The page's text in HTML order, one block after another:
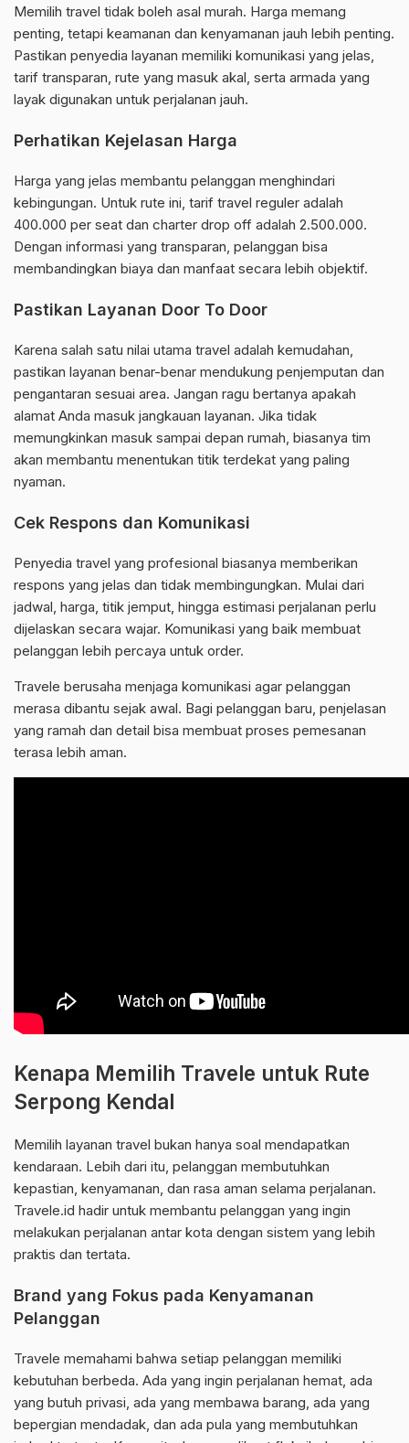
Memilih travel tidak boleh asal murah. Harga memang
penting, tetapi keamanan dan kenyamanan jauh lebih penting.
Pastikan penyedia layanan memiliki komunikasi yang jelas,
tarif transparan, rute yang masuk akal, serta armada yang
layak digunakan untuk perjalanan jauh.
Perhatikan Kejelasan Harga
Harga yang jelas membantu pelanggan menghindari
kebingungan. Untuk rute ini, tarif travel reguler adalah
400.000 per seat dan charter drop off adalah 2.500.000.
Dengan informasi yang transparan, pelanggan bisa
membandingkan biaya dan manfaat secara lebih objektif.
Pastikan Layanan Door To Door
Karena salah satu nilai utama travel adalah kemudahan,
pastikan layanan benar-benar mendukung penjemputan dan
pengantaran sesuai area. Jangan ragu bertanya apakah
alamat Anda masuk jangkauan layanan. Jika tidak
memungkinkan masuk sampai depan rumah, biasanya tim
akan membantu menentukan titik terdekat yang paling
nyaman.
Cek Respons dan Komunikasi
Penyedia travel yang profesional biasanya memberikan
respons yang jelas dan tidak membingungkan. Mulai dari
jadwal, harga, titik jemput, hingga estimasi perjalanan perlu
dijelaskan secara wajar. Komunikasi yang baik membuat
pelanggan lebih percaya untuk order.
Travele berusaha menjaga komunikasi agar pelanggan
merasa dibantu sejak awal. Bagi pelanggan baru, penjelasan
yang ramah dan detail bisa membuat proses pemesanan
terasa lebih aman.
Kenapa Memilih Travele untuk Rute
Serpong Kendal
Memilih layanan travel bukan hanya soal mendapatkan
kendaraan. Lebih dari itu, pelanggan membutuhkan
kepastian, kenyamanan, dan rasa aman selama perjalanan.
Travele.id hadir untuk membantu pelanggan yang ingin
melakukan perjalanan antar kota dengan sistem yang lebih
praktis dan tertata.
Brand yang Fokus pada Kenyamanan
Pelanggan
Travele memahami bahwa setiap pelanggan memiliki
kebutuhan berbeda. Ada yang ingin perjalanan hemat, ada
yang butuh privasi, ada yang membawa barang, ada yang
bepergian mendadak, dan ada pula yang membutuhkan